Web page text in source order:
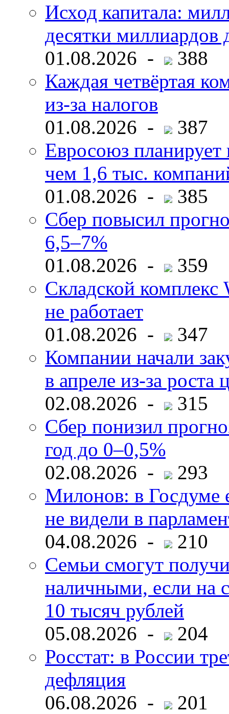
Исход капитала:
десятки миллиардов
01.08.2026 -
388
Каждая четвёртая
из-за налогов
01.08.2026 -
387
Евросоюз планирует
чем 1,6 тыс.
01.08.2026 -
385
Сбер повысил
6,5–7%
01.08.2026 -
359
Складской комплекс
не работает
01.08.2026 -
347
Компании начали
в апреле из-за роста
02.08.2026 -
315
Сбер понизил
год до 0–0,5%
02.08.2026 -
293
Милонов: в Госдуме
не видели в
04.08.2026 -
210
Семьи смогут
наличными, если на
10 тысяч рублей
05.08.2026 -
204
Росстат: в России
дефляция
06.08.2026 -
201